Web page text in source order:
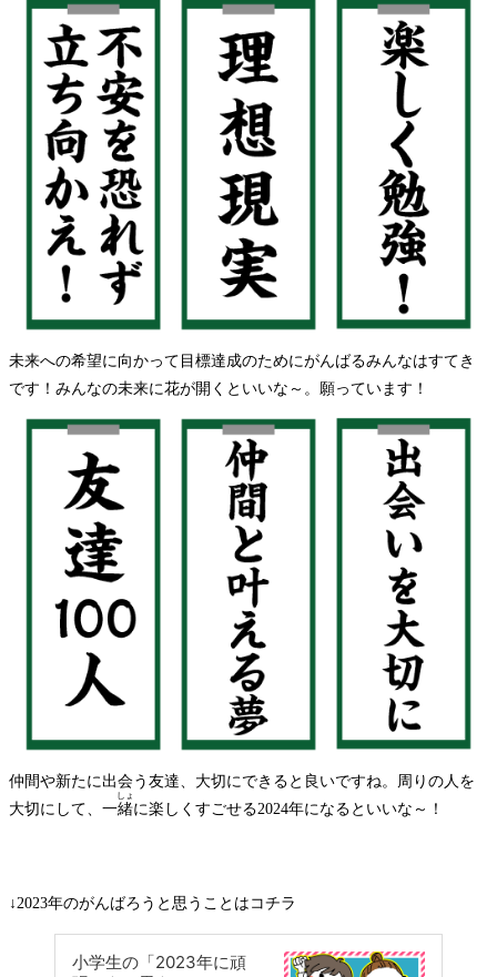
未来への希望に向かって目標達成のためにがんばるみんなはすてき
です！みんなの未来に花が開くといいな～。願っています！
仲間や新たに出会う友達、大切にできると良いですね。周りの人を
大切にして、一緒
しょ
に楽しくすごせる2024年になるといいな～！
↓2023年のがんばろうと思うことはコチラ